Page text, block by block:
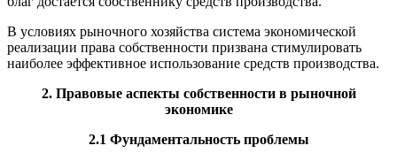
В условиях рыночного хозяйства система экономической
реализации права собственности призвана стимулировать
наиболее эффективное использование средств производства.
2. Правовые аспекты собственности в рыночной
экономике
2.1 Фундаментальность проблемы